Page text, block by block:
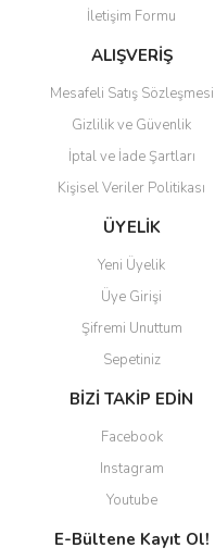
hatalar bulunuyor.
diğer sitelerden daha pahalı.
Gönder
İletişim Formu
ALIŞVERİŞ
Mesafeli Satış Sözleşmesi
Gizlilik ve Güvenlik
İptal ve İade Şartları
Kişisel Veriler Politikası
ÜYELİK
Yeni Üyelik
Üye Girişi
Şifremi Unuttum
Sepetiniz
BİZİ TAKİP EDİN
Facebook
Instagram
Youtube
E-Bültene Kayıt Ol!